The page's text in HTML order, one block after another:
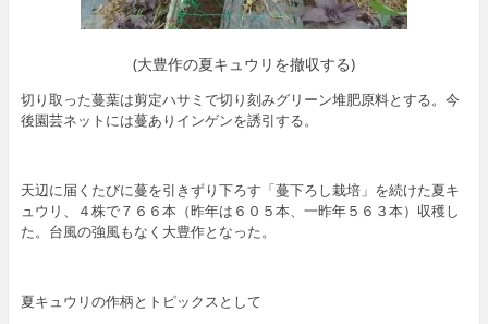
(大豊作の夏キュウリを撤収する)
切り取った蔓葉は剪定ハサミで切り刻みグリーン堆肥原料とする。今
後園芸ネットには蔓ありインゲンを誘引する。
天辺に届くたびに蔓を引きずり下ろす「蔓下ろし栽培」を続けた夏キ
ュウリ、４株で７６６本（昨年は６０５本、一昨年５６３本）収穫し
た。台風の強風もなく大豊作となった。
夏キュウリの作柄とトピックスとして